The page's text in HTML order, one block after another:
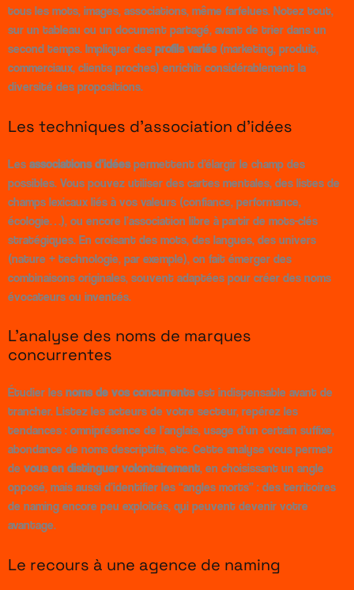
tous les mots, images, associations, même farfelues. Notez tout,
sur un tableau ou un document partagé, avant de trier dans un
second temps. Impliquer des profils variés(marketing, produit,
commerciaux, clients proches) enrichit considérablement la
diversité des propositions.
Les techniques d’association d’idées
Les associations d’idéespermettent d’élargir le champ des
possibles. Vous pouvez utiliser des cartes mentales, des listes de
champs lexicaux liés à vos valeurs (confiance, performance,
écologie…), ou encore l’association libre à partir de mots-clés
stratégiques. En croisant des mots, des langues, des univers
(nature + technologie, par exemple), on fait émerger des
combinaisons originales, souvent adaptées pour créer des noms
évocateurs ou inventés.
L’analyse des noms de marques
concurrentes
Étudier les noms de vos concurrentsest indispensable avant de
trancher. Listez les acteurs de votre secteur, repérez les
tendances : omniprésence de l’anglais, usage d’un certain suffixe,
abondance de noms descriptifs, etc. Cette analyse vous permet
de vous en distinguer volontairement, en choisissant un angle
opposé, mais aussi d’identifier les “angles morts” : des territoires
de naming encore peu exploités, qui peuvent devenir votre
avantage.
Le recours à une agence de naming